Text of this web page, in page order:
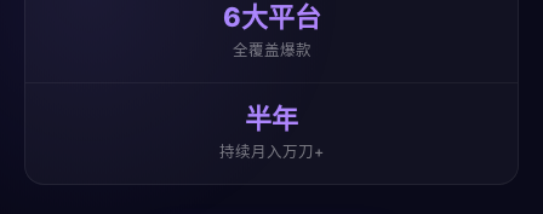
6大平台
全覆盖爆款
半年
持续月入万刀+